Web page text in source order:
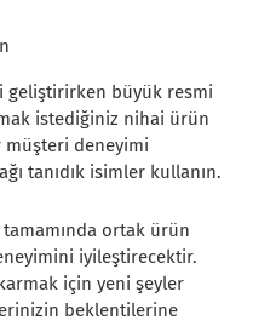
geliştirirken büyük resmi
istediğiniz nihai ürün
müşteri deneyimi
tanıdık isimler kullanın.
ortak ürün
iyileştirecektir.
için yeni şeyler
beklentilerine